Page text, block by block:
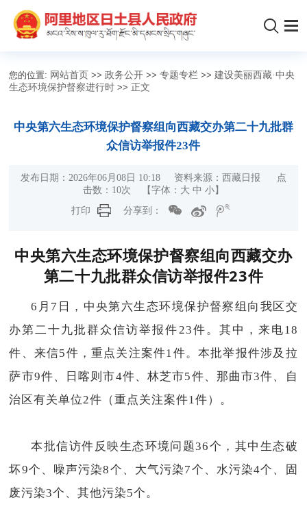
您的位置: 网站首页 >>政务公开 >>专题专栏 >>建设美丽西藏·中央
生态环境保护督察进行时 >> 正文
中央第六生态环境保护督察组向西藏交办第二十九批群
众信访举报件23件
发布日期：2026年06月08日 10:18 资料来源：西藏日报 点
击数： 10次 【字体： 大 中 小】
打印
分享到：
中央第六生态环境保护督察组向西藏交办
第二十九批群众信访举报件23件
6月7日，中央第六生态环境保护督察组向我区交
办第二十九批群众信访举报件23件。其中，来电18
件、来信5件，重点关注案件1件。本批举报件涉及拉
萨市9件、日喀则市4件、林芝市5件、那曲市3件、自
治区有关单位2件（重点关注案件1件）。
本批信访件反映生态环境问题36个，其中生态破
坏9个、噪声污染8个、大气污染7个、水污染4个、固
废污染3个、其他污染5个。